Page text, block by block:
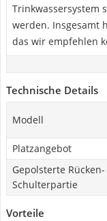
Trinkwassersystem
werden. Insgesamt
das wir empfehlen
Technische Details
Modell
Platzangebot
Gepolsterte
Schulterpartie
Vorteile